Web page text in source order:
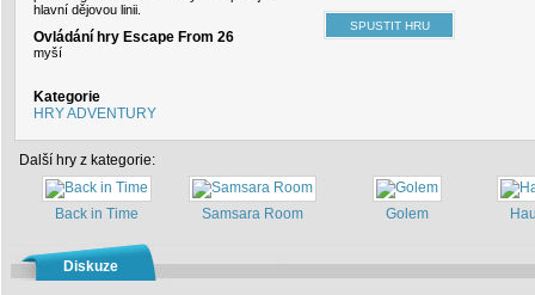
hlavní dějovou linii.
Ovládání hry Escape From 26
myší
Kategorie
HRY ADVENTURY
Další hry z kategorie:
Back in Time Samsara Room Golem
Diskuze